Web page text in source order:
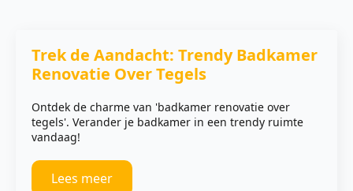
Trek de Aandacht: Trendy Badkamer
Renovatie Over Tegels
Ontdek de charme van 'badkamer renovatie over
tegels'. Verander je badkamer in een trendy ruimte
vandaag!
Lees meer